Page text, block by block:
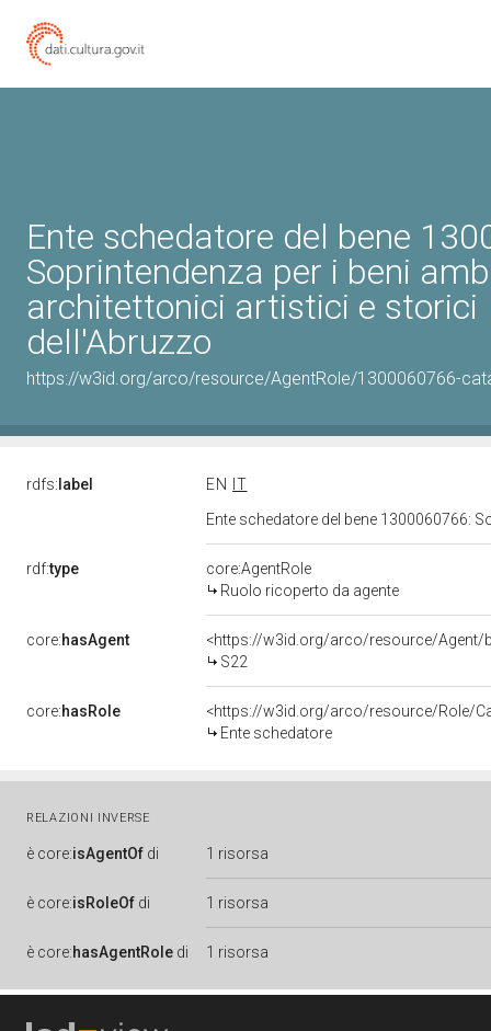
Ente schedatore del bene
Soprintendenza per i beni
architettonici artistici e storici
dell'Abruzzo
https://w3id.org/arco/resource/AgentRole/1300060766-
rdfs: label EN
IT
Ente schedatore del bene 1300060766:
rdf:type
core:AgentRole
Ruolo ricoperto da agente
core:hasAgent
<https://w3id.org/arco/resource/Agent/
S22
core:hasRole
<https://w3id.org/arco/resource/Role/
Ente schedatore
RELAZIONI INVERSE
è core:isAgentOf di 1 risorsa
è core:isRoleOf di 1 risorsa
è core:hasAgentRole di 1 risorsa